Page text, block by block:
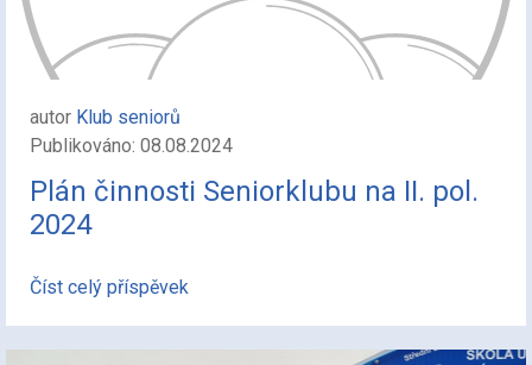
autor Klub seniorů
Publikováno: 08.08.2024
Plán činnosti Seniorklubu na II. pol.
2024
Číst celý příspěvek